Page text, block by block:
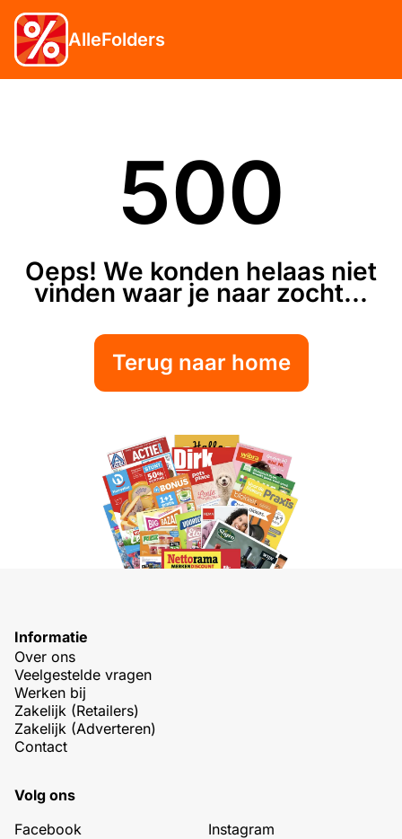
AlleFolders
500
Oeps! We konden helaas niet
vinden waar je naar zocht...
Terug naar home
Informatie
Over ons
Veelgestelde vragen
Werken bij
Zakelijk (Retailers)
Zakelijk (Adverteren)
Contact
Volg ons
Facebook
Instagram